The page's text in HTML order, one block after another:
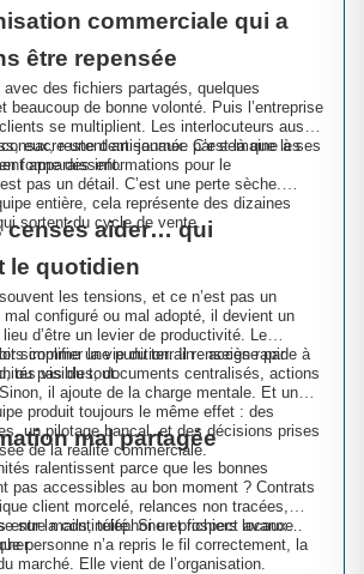
commerciale qui a
être repensée
des fichiers partagés, quelques
beaucoup de bonne volonté. Puis l’entreprise
se multiplient. Les interlocuteurs aussi.
eux, restent artisanaux. C’est là que les
apparaissent.
une demi-journée par semaine à ses
forme des informations pour le
pas un détail. C’est une perte sèche.
entière, cela représente des dizaines
sortent du cycle de vente.
censés aider… qui
le quotidien
les tensions, et ce n’est pas un
configuré ou mal adopté, il devient un
d’être un levier de productivité. Le
comme une punition. Il renseigne par
ou pas du tout.
simplifier la vie du terrain : accès rapide à
visibles, documents centralisés, actions
il ajoute de la charge mentale. Et un
produit toujours le même effet : des
un pilotage bancal, et des décisions prises
de la réalité commerciale.
mal partagée
ralentissent parce que les bonnes
pas accessibles au bon moment ? Contrats
client morcelé, relances non tracées,
entre mails, téléphone et fichiers locaux…
sur la continuité. Si un prospect avance
personne n’a repris le fil correctement, la
marché. Elle vient de l’organisation.